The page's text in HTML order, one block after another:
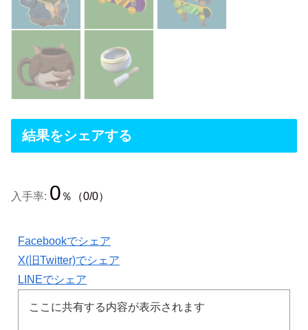
結果をシェアする
入手率: 0 ％（0/0）
Facebookでシェア
X(旧Twitter)でシェア
LINEでシェア